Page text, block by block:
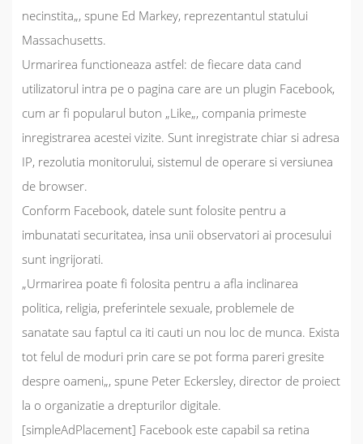
necinstita„, spune Ed Markey, reprezentantul statului
Massachusetts.
Urmarirea functioneaza astfel: de fiecare data cand
utilizatorul intra pe o pagina care are un plugin Facebook,
cum ar fi popularul buton „Like„, compania primeste
inregistrarea acestei vizite. Sunt inregistrate chiar si adresa
IP, rezolutia monitorului, sistemul de operare si versiunea
de browser.
Conform Facebook, datele sunt folosite pentru a
imbunatati securitatea, insa unii observatori ai procesului
sunt ingrijorati.
„Urmarirea poate fi folosita pentru a afla inclinarea
politica, religia, preferintele sexuale, problemele de
sanatate sau faptul ca iti cauti un nou loc de munca. Exista
tot felul de moduri prin care se pot forma pareri gresite
despre oameni„, spune Peter Eckersley, director de proiect
la o organizatie a drepturilor digitale.
[simpleAdPlacement] Facebook este capabil sa retina